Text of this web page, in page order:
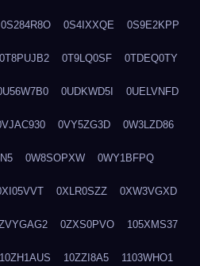
0S284R8O 0S4IXXQE 0S9E2KPP
0T8PUJB2 0T9LQ0SF 0TDEQ0TY
0UDKWD5I 0UELVNFD
0VY5ZG3D 0W3LZD86
0W8SOPXW 0WY1BFPQ
0XLR0SZZ 0XW3VGXD
0ZXS0PVO 105XMS37
10ZH1AUS 10ZZI8A5 1103WHO1